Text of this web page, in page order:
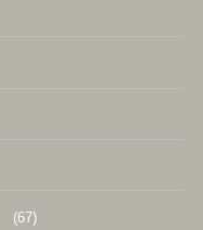
(67)